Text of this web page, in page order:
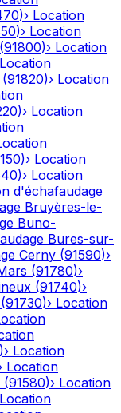
)› Location
)› Location
(91800)› Location
Location
(91820)› Location
)› Location
)› Location
)› Location
d'échafaudage
Bruyères-le-
Buno-
Bures-sur-
Cerny (91590)›
(91780)›
(91740)›
(91730)› Location
)› Location
Location
(91580)› Location
Location